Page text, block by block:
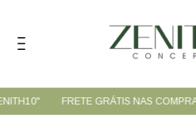
FRETE GRÁTIS NAS